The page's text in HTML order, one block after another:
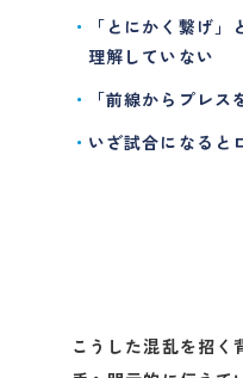
「とにかく繋げ
理解していない
「前線からプレ
いざ試合になると
こうした混乱を招く